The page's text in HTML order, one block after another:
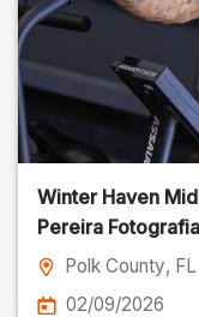
Winter Haven
Pereira Fotografia
Polk County, FL
02/09/2026